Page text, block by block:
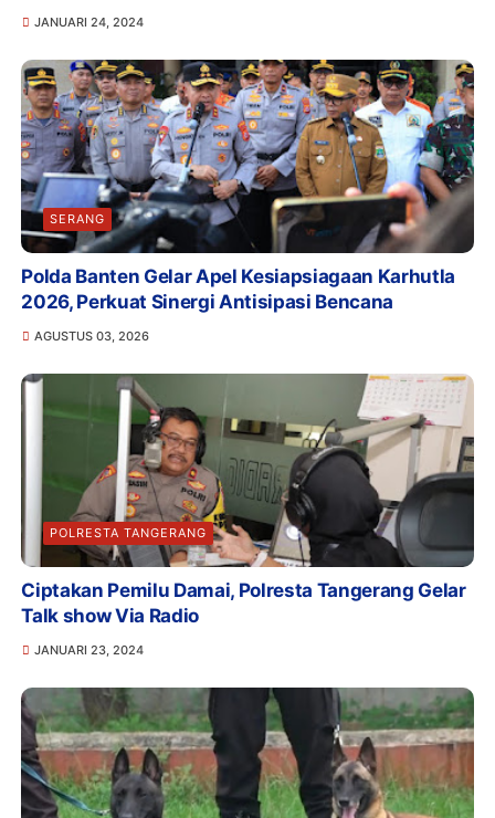
JANUARI 24, 2024
SERANG
Polda Banten Gelar Apel Kesiapsiagaan Karhutla
2026, Perkuat Sinergi Antisipasi Bencana
AGUSTUS 03, 2026
POLRESTA TANGERANG
Ciptakan Pemilu Damai, Polresta Tangerang Gelar
Talk show Via Radio
JANUARI 23, 2024